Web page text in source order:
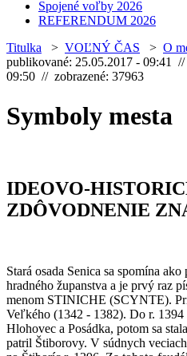
Spojené voľby 2026
REFERENDUM 2026
Titulka > VOĽNÝ ČAS > O
publikované: 25.05.2017 - 09:41
09:50 // zobrazené: 37963
Symboly mesta
IDEOVO-
ZDÔVODNENIE
Stará osada Senica sa spomína
hradného županstva a je prvý raz
menom STINICHE (SCYNTE).
Veľkého (1342 - 1382). Do r. 1394
Hlohovec a Posádka, potom sa
patril Štiborovy. V súdnych